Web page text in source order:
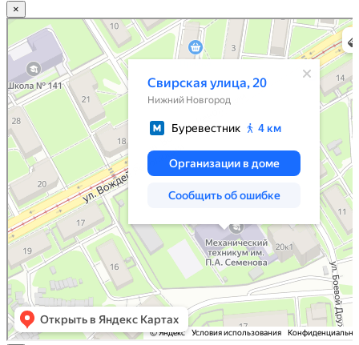
×
Нижний Новгород
Свирская улица, 20 — Яндекс.Карты